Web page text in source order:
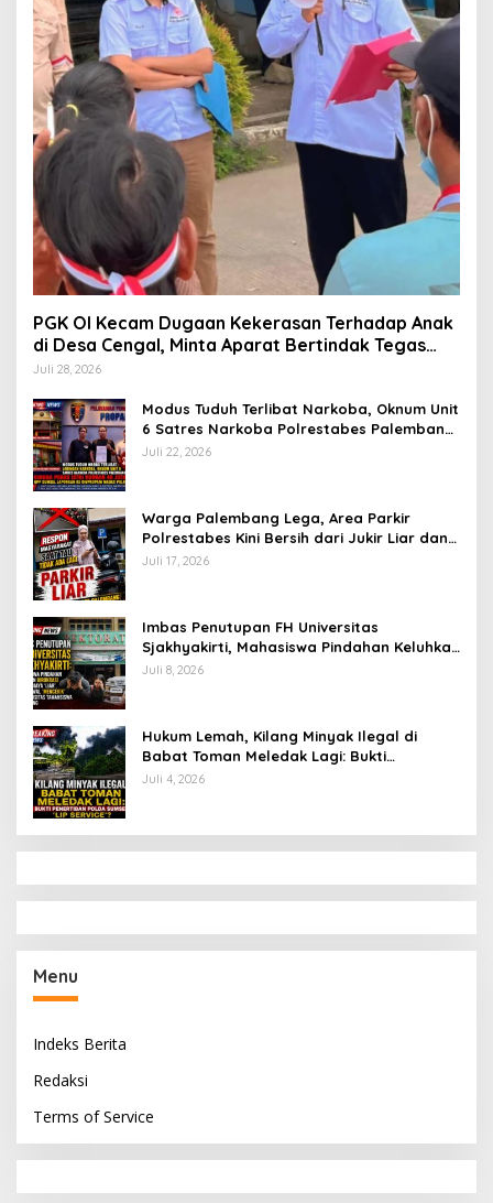
PGK OI Kecam Dugaan Kekerasan Terhadap Anak
di Desa Cengal, Minta Aparat Bertindak Tegas
Jika Terbukti
Juli 28, 2026
Modus Tuduh Terlibat Narkoba, Oknum Unit
6 Satres Narkoba Polrestabes Palembang
Diduga Peras Istri Korban Rp40 Juta, GPP
Juli 22, 2026
Warga Palembang Lega, Area Parkir
Polrestabes Kini Bersih dari Jukir Liar dan
Gratis
Juli 17, 2026
Imbas Penutupan FH Universitas
Sjakhyakirti, Mahasiswa Pindahan Keluhkan
Birokrasi Ruwet di Universitas Tamansiswa
Juli 8, 2026
Hukum Lemah, Kilang Minyak Ilegal di
Babat Toman Meledak Lagi: Bukti
Penertiban Polda Sumsel Hanya ‘Lip
Juli 4, 2026
Menu
Indeks Berita
Redaksi
Terms of Service